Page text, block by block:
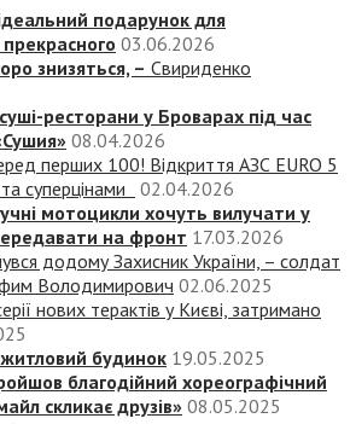
подарунок для
прекрасного 03.06.2026
знизяться, – Свириденко
ресторани у Броварах під час
08.04.2026
перших 100! Відкриття АЗС EURO 5
суперцінами
02.04.2026
мотоцикли хочуть вилучати у
на фронт 17.03.2026
додому Захисник України, – солдат
Володимирович 02.06.2025
нових терактів у Києві, затримано
житловий будинок 19.05.2025
благодійний хореографічний
скликає друзів» 08.05.2025